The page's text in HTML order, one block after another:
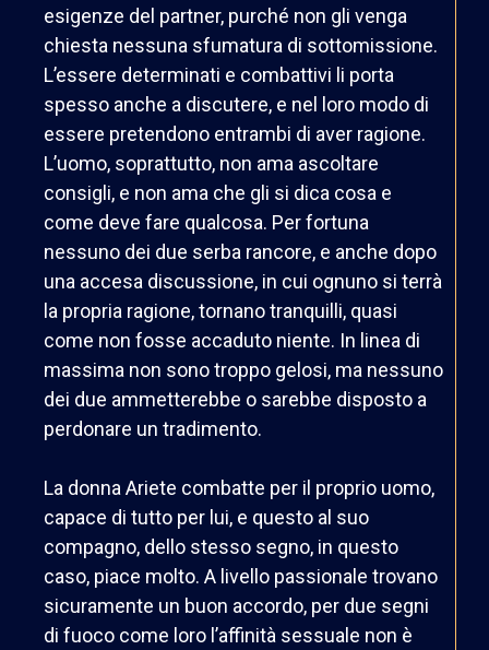
esigenze del partner, purché non gli venga
chiesta nessuna sfumatura di sottomissione.
L’essere determinati e combattivi li porta
spesso anche a discutere, e nel loro modo di
essere pretendono entrambi di aver ragione.
L’uomo, soprattutto, non ama ascoltare
consigli, e non ama che gli si dica cosa e
come deve fare qualcosa. Per fortuna
nessuno dei due serba rancore, e anche dopo
una accesa discussione, in cui ognuno si terrà
la propria ragione, tornano tranquilli, quasi
come non fosse accaduto niente. In linea di
massima non sono troppo gelosi, ma nessuno
dei due ammetterebbe o sarebbe disposto a
perdonare un tradimento.
La donna Ariete combatte per il proprio uomo,
capace di tutto per lui, e questo al suo
compagno, dello stesso segno, in questo
caso, piace molto. A livello passionale trovano
sicuramente un buon accordo, per due segni
di fuoco come loro l’affinità sessuale non è